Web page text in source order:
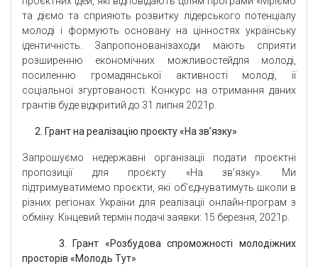
та діємо та сприяють розвитку лідерського потенціалу
молоді і формують основану на цінностях українську
ідентичність. Запропонованізаходи мають сприяти
розширенню економічних можливостейдля молоді,
посиленню громадянської активності молоді, її
соціальної згуртованості. Конкурс на отримання даних
грантів буде відкритий до 31 липня 2021р.
2. Грант на реалізацію проєкту «На зв’язку»
Запрошуємо недержавні організації подати проєктні
пропозиції для проєкту «На зв’язку». Ми
підтримуватимемо проєкти, які об’єднуватимуть школи в
різних регіонах України для реалізації онлайн-програм з
обміну. Кінцевий термін подачі заявки: 15 березня, 2021р.
3. Грант «Розбудова спроможності молодіжних
просторів «Молодь Тут»